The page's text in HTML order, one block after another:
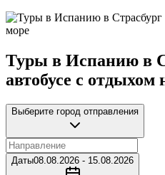
Туры в Испанию в
автобусе с отдыхом
Выберите город отправления
Даты08.08.2026 - 15.08.2026